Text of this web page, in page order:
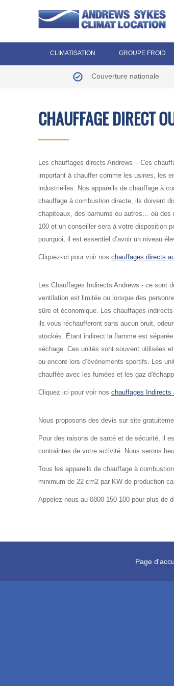
CLIMATISATION GROUPE FROID
Couverture nationale
CHAUFFAGE DIRECT
Les chauffages directs Andrews – Ces
important à chauffer comme les usines, les
industrielles. Nos appareils de chauffage à
chauffage à combustion directe, ils doivent
chapiteaux, des barnums ou autres… où des
100 et un conseiller sera à votre disposition
pourquoi, il est essentiel d’avoir un niveau
Cliquez-ici pour voir nos chauffages directs
Les Chauffages Indirects Andrews - ce sont
ventilation est limitée ou lorsque des
sûre et économique. Les chauffages
ils vous réchaufferont sans aucun bruit,
stockés. Étant indirect la flamme est
séchage. Ces unités sont souvent utilisées
ou encore lors d’évènements sportifs. Les
chauffée avec les fumées et les gaz
Cliquez ici pour voir nos chauffages Indirects
Nous proposons des devis sur site
Pour des raisons de santé et de sécurité, il
contraintes de votre activité. Nous serons
Tous les appareils de chauffage à
minimum de 22 cm2 par KW de production
Appelez-nous au 0800 150 100 pour plus de
Page